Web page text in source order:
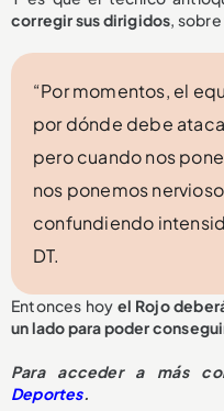
corregir sus dirigidos,
“Por momentos, el
por dónde debe
pero cuando nos
nos ponemos
confundiendo
DT.
Entonces hoy el Rojo
un lado para poder
Para acceder a más
Deportes.